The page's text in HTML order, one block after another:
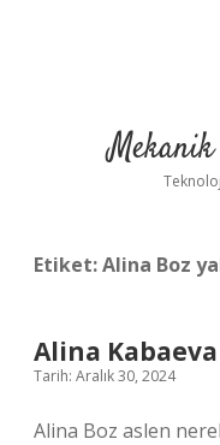
Etiket:Alina Boz
Alina
Tarih: Aralık 30, 2024
Alina Boz aslen